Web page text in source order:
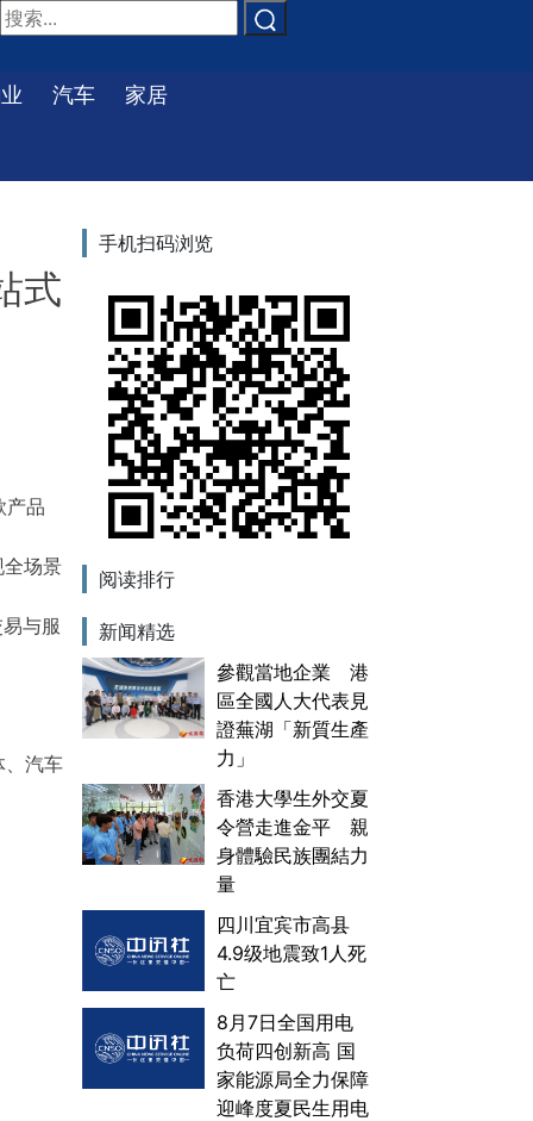
汽车 家居
式
产品
场景
与服
、汽车
手机扫码浏览
阅读排行
新闻精选
參觀當地企業 港
區全國人大代表見
證蕪湖「新質生產
力」
香港大學生外交夏
令營走進金平 親
身體驗民族團結力
量
四川宜宾市高县
4.9级地震致1人死
亡
8月7日全国用电
负荷四创新高 国
家能源局全力保障
迎峰度夏民生用电